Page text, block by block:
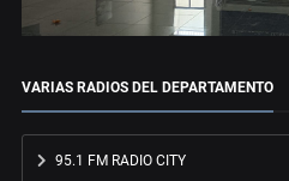
VARIAS RADIOS DEL DEPARTAMENTO
95.1 FM RADIO CITY